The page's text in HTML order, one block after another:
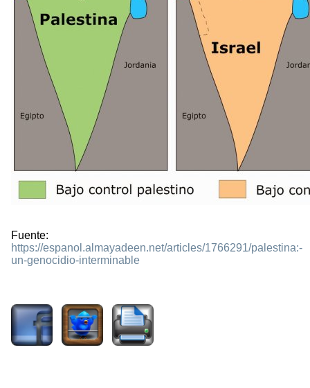
Fuente:
https://espanol.almayadeen.net/articles/1766291/palestina:-
un-genocidio-interminable